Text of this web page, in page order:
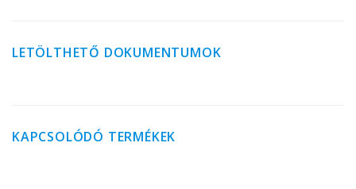
LETÖLTHETŐ DOKUMENTUMOK
KAPCSOLÓDÓ TERMÉKEK